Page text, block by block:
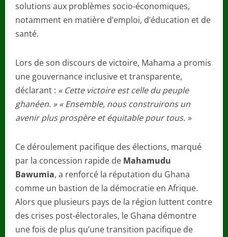
solutions aux problèmes socio-économiques,
notamment en matière d’emploi, d’éducation et de
santé.
Lors de son discours de victoire, Mahama a promis
une gouvernance inclusive et transparente,
déclarant : « Cette victoire est celle du peuple
ghanéen. » « Ensemble, nous construirons un
avenir plus prospère et équitable pour tous. »
Ce déroulement pacifique des élections, marqué
par la concession rapide de Mahamudu
Bawumia, a renforcé la réputation du Ghana
comme un bastion de la démocratie en Afrique.
Alors que plusieurs pays de la région luttent contre
des crises post-électorales, le Ghana démontre
une fois de plus qu’une transition pacifique de